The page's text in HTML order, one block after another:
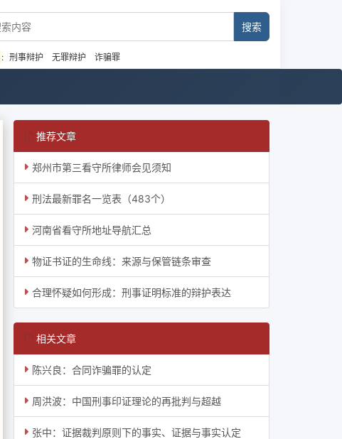
: 刑事辩护 无罪辩护 诈骗罪
推荐文章
郑州市第三看守所律师会见须知
刑法最新罪名一览表（483个）
河南省看守所地址导航汇总
物证书证的生命线：来源与保管链条审查
合理怀疑如何形成：刑事证明标准的辩护表达
相关文章
陈兴良：合同诈骗罪的认定
周洪波：中国刑事印证理论的再批判与超越
张中：证据裁判原则下的事实、证据与事实认定